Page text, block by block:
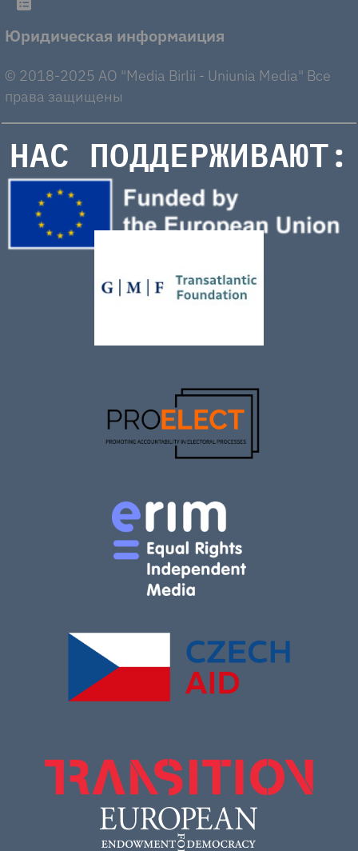
Юридическая информаиция
© 2018-2025 AO "Media Birlii - Uniunia Media" Все
права защищены
НАС ПОДДЕРЖИВАЮТ: